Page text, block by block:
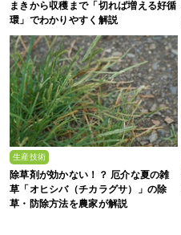
まきから収穫まで「切れば増える好循
環」でわかりやすく解説
生産技術
除草剤が効かない！？ 厄介な夏の雑
草「オヒシバ（チカラグサ）」の除
草・防除方法を農家が解説